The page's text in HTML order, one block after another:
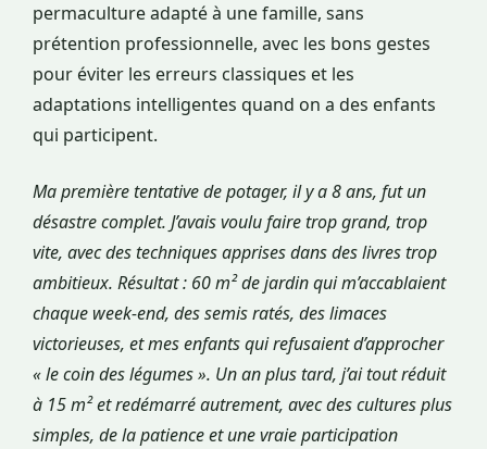
permaculture adapté à une famille, sans
prétention professionnelle, avec les bons gestes
pour éviter les erreurs classiques et les
adaptations intelligentes quand on a des enfants
qui participent.
Ma première tentative de potager, il y a 8 ans, fut un
désastre complet. J’avais voulu faire trop grand, trop
vite, avec des techniques apprises dans des livres trop
ambitieux. Résultat : 60 m² de jardin qui m’accablaient
chaque week-end, des semis ratés, des limaces
victorieuses, et mes enfants qui refusaient d’approcher
« le coin des légumes ». Un an plus tard, j’ai tout réduit
à 15 m² et redémarré autrement, avec des cultures plus
simples, de la patience et une vraie participation